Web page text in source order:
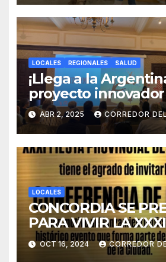
LOCALES REGIONALES SALUD
¡Llega a la
proyecto
duelo y la cultura!
ABR 2, 2025 CORREDOR
LOCALES
CONCORDIA SE
PARA VIVIR LA XXXI EDICIÓN
DE LA FIESTA
DEL INMIGRANTE.
OCT 16, 2024 CORREDOR